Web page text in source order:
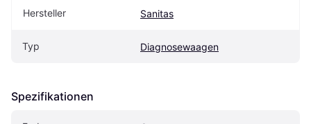
Hersteller Sanitas
Typ Diagnosewaagen
Spezifikationen